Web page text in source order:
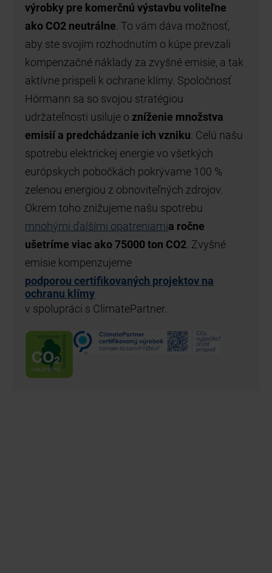
výrobky pre komerčnú výstavbu voliteľne
ako CO2 neutrálne . To vám dáva možnosť,
aby ste svojím rozhodnutím o kúpe prevzali
kompenzačné náklady za zvyšné emisie, a tak
aktívne prispeli k ochrane klímy. Spoločnosť
Hörmann sa so svojou stratégiou
udržateľnosti usiluje o zníženie množstva
emisií a predchádzanie ich vzniku . Celú našu
spotrebu elektrickej energie vo všetkých
európskych pobočkách pokrývame 100 %
zelenou energiou z obnoviteľných zdrojov.
Okrem toho znižujeme našu spotrebu
mnohými ďalšími opatreniamia ročne
ušetríme viac ako 75000 ton CO2 . Zvyšné
emisie kompenzujeme
podporou certifikovaných projektov na
ochranu klímy
v spolupráci s ClimatePartner.